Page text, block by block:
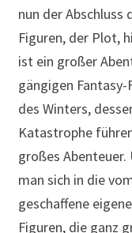
nun der Abschluss
Figuren, der Plot,
ist ein großer
gängigen Fantasy-
des Winters,
Katastrophe
großes
man sich in die
geschaffene
Figuren, die ganz